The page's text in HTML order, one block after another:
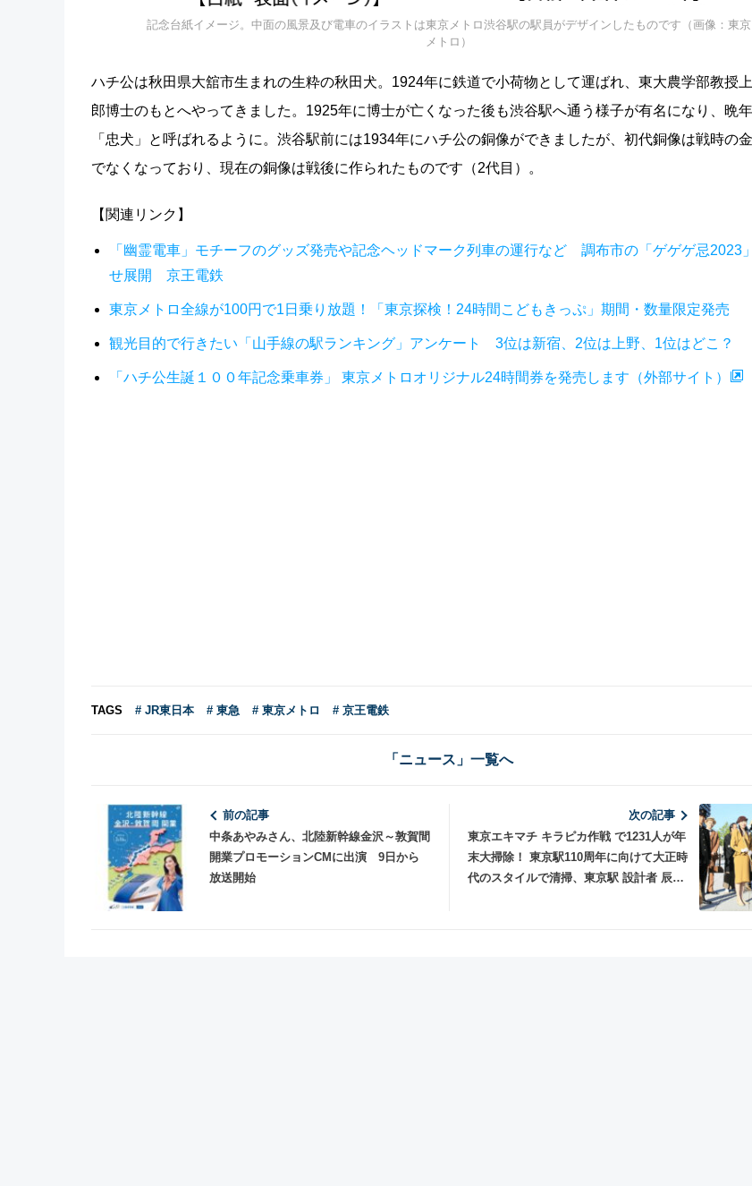
記念台紙イメージ。中面の風景及び電車のイラストは東京メトロ渋谷駅の駅員がデザインしたものです（画像：東京
メトロ）
ハチ公は秋田県大舘市生まれの生粋の秋田犬。1924年に鉄道で小荷物として運ばれ、東大農学部教授
郎博士のもとへやってきました。1925年に博士が亡くなった後も渋谷駅へ通う様子が有名になり、晩
「忠犬」と呼ばれるように。渋谷駅前には1934年にハチ公の銅像ができましたが、初代銅像は戦時の
でなくなっており、現在の銅像は戦後に作られたものです（2代目）。
【関連リンク】
「幽霊電車」モチーフのグッズ発売や記念ヘッドマーク列車の運行など 調布市の「ゲゲゲ忌2023
せ展開 京王電鉄
東京メトロ全線が100円で1日乗り放題！「東京探検！24時間こどもきっぷ」期間・数量限定発売
観光目的で行きたい「山手線の駅ランキング」アンケート 3位は新宿、2位は上野、1位はどこ？
「ハチ公生誕１００年記念乗車券」 東京メトロオリジナル24時間券を発売します（外部サイト）
TAGS # JR東日本 # 東急 # 東京メトロ # 京王電鉄
「ニュース」一覧へ
前の記事
中条あやみさん、北陸新幹線金沢～敦賀間
開業プロモーションCMに出演 9日から
放送開始
次の記事
東京エキマチ キラピカ作戦 で1231人が年
末大掃除！ 東京駅110周年に向けて大正時
代のスタイルで清掃、東京駅 設計者 辰野